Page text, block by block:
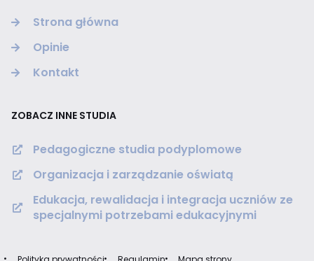
Strona główna
Opinie
Kontakt
ZOBACZ INNE STUDIA
Pedagogiczne studia podyplomowe
Organizacja i zarządzanie oświatą
Edukacja, rewalidacja i integracja uczniów ze
specjalnymi potrzebami edukacyjnymi